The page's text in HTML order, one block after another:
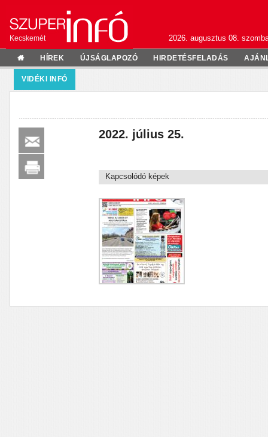
Kecskemét 2026. augusztus 08.
HÍREK ÚJSÁGLAPOZÓ HIRDETÉSFELADÁS
VIDÉKI INFÓ
2022. július 25.
Kapcsolódó képek